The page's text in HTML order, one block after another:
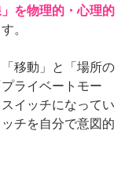
を物理的・心理的
。
移動」と「場所の
ライベートモー
イッチになってい
チを自分で意図的